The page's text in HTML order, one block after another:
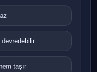
devredebilir
taşır